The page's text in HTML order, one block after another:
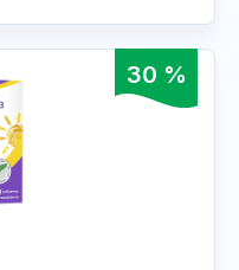
30 %